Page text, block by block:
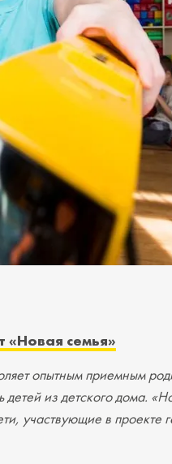
«Новая семья»
опытным приемным
из детского дома.
участвующие в проекте